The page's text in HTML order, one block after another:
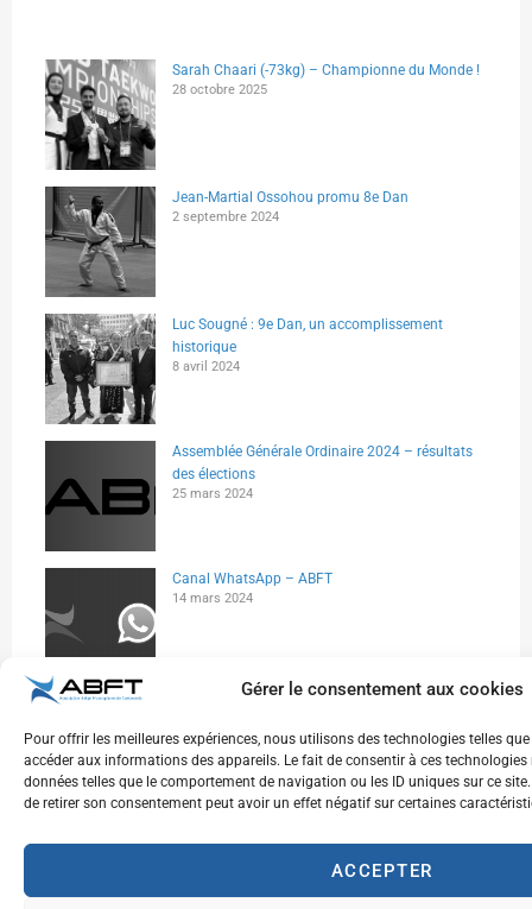
Gérer le consentement aux cookies
Pour offrir les meilleures expériences, nous utilisons des technologies telles
accéder aux informations des appareils. Le fait de consentir à ces
données telles que le comportement de navigation ou les ID uniques sur ce
de retirer son consentement peut avoir un effet négatif sur certaines
ACCEPTER
Sarah Chaari (-73kg) – Championne du Monde !
28 octobre 2025
Jean-Martial Ossohou promu 8e Dan
2 septembre 2024
Luc Sougné : 9e Dan, un accomplissement
historique
8 avril 2024
Assemblée Générale Ordinaire 2024 – résultats
des élections
25 mars 2024
Canal WhatsApp – ABFT
14 mars 2024
Inscrivez-vous à notre newsletter pour recevoir